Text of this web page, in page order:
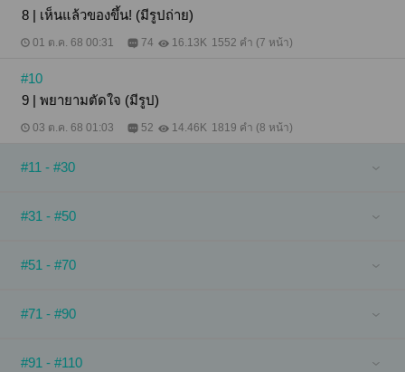
8 | เห็นแล้วของขึ้น! (มีรูปถ่าย)
01 ต.ค. 68 00:31 74 16.13K 1552 คำ (7 หน้า)
#10
9 | พยายามตัดใจ (มีรูป)
03 ต.ค. 68 01:03 52 14.46K 1819 คำ (8 หน้า)
#11 - #30
#31 - #50
#51 - #70
#71 - #90
#91 - #110